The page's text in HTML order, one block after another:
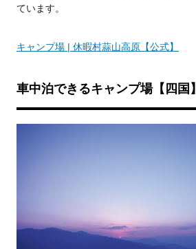
ています。
キャンプ場 | 休暇村蒜山高原【公式】
車中泊できるキャンプ場【四国】